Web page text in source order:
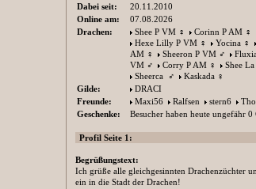
Dabei seit:
20.11.2010
Online am:
07.08.2026
Drachen:
Shee P VM ♀ Corinn P AM ♀
Hexe Lilly P VM ♀ Yocina ♀
AM ♀ Sheeron P VM ♂
VM ♂ Corry P AM ♀ Shee La
Sheerca ♂ Kaskada ♀
Gilde:
DRACI
Freunde:
Maxi56 Ralfsen stern6
Geschenke:
Besucher haben heute ungefähr 0
Profil Seite 1:
Begrüßungstext:
Ich grüße alle gleichgesinnten Drachenzüchter
ein in die Stadt der Drachen!